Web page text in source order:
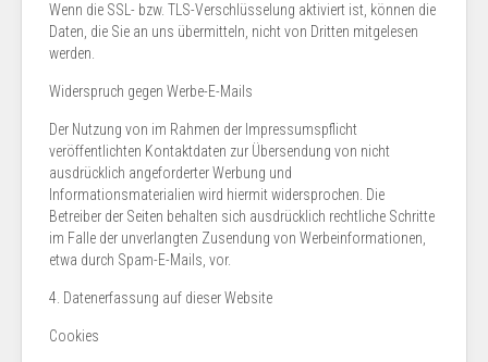
Wenn die SSL- bzw. TLS-Verschlüsselung aktiviert ist, können die
Daten, die Sie an uns übermitteln, nicht von Dritten mitgelesen
werden.
Widerspruch gegen Werbe-E-Mails
Der Nutzung von im Rahmen der Impressumspflicht
veröffentlichten Kontaktdaten zur Übersendung von nicht
ausdrücklich angeforderter Werbung und
Informationsmaterialien wird hiermit widersprochen. Die
Betreiber der Seiten behalten sich ausdrücklich rechtliche Schritte
im Falle der unverlangten Zusendung von Werbeinformationen,
etwa durch Spam-E-Mails, vor.
4. Datenerfassung auf dieser Website
Cookies